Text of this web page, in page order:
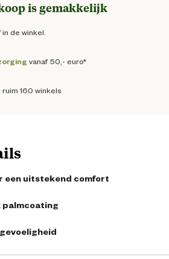
is gemakkelijk
de winkel.
vanaf 50,- euro*
160 winkels
een uitstekend comfort
palmcoating